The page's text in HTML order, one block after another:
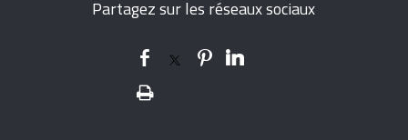
Partagez sur les réseaux sociaux